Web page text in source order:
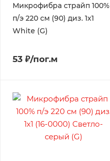
Микрофибра страйп 100%
п/э 220 см (90) диз. 1x1
White (G)
53 ₽/пог.м